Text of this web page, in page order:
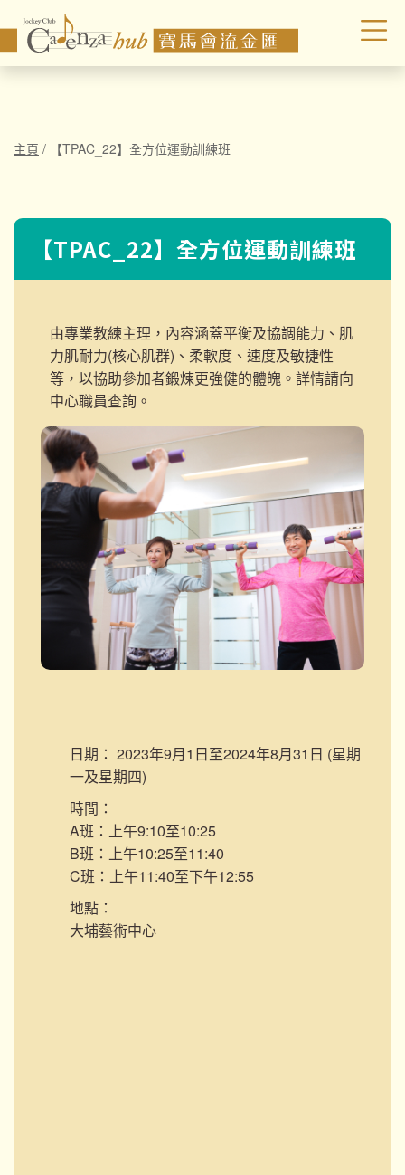
主頁 / 【TPAC_22】全方位運動訓練班
【TPAC_22】全方位運動訓練班
由專業教練主理，內容涵蓋平衡及協調能力、肌
力肌耐力(核心肌群)、柔軟度、速度及敏捷性
等，以協助參加者鍛煉更強健的體魄。詳情請向
中心職員查詢。
日期： 2023年9月1日至2024年8月31日 (星期
一及星期四)
時間：
A班：上午9:10至10:25
B班：上午10:25至11:40
C班：上午11:40至下午12:55
地點：
大埔藝術中心